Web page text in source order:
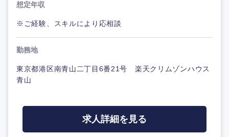
想定年収
※ご経験、スキルにより応相談
勤務地
東京都港区南青山二丁目6番21号 楽天クリムゾンハウス
青山
求人詳細を見る